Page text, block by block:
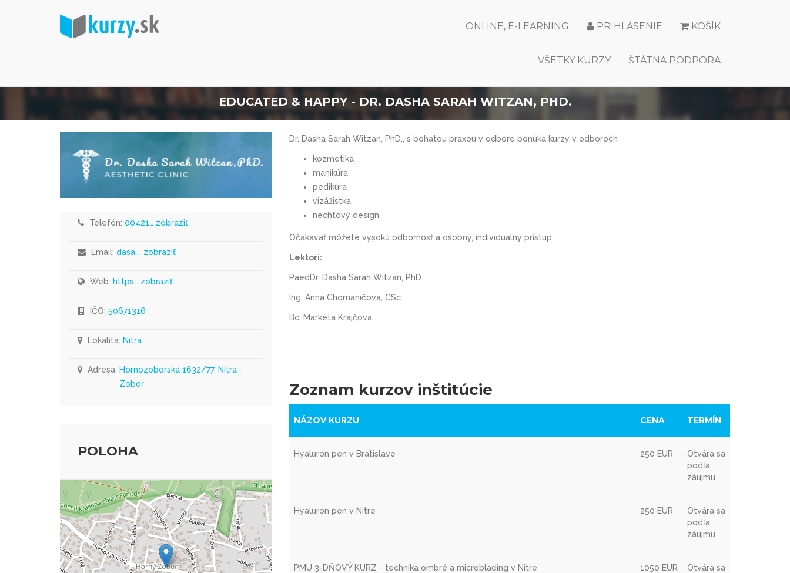
KOŠÍK
PRIHLÁSENIE
ONLINE, E-LEARNING
ŠTÁTNA PODPORA
VŠETKY KURZY
EDUCATED & HAPPY - DR. DASHA SARAH WITZAN, PHD.
Dr. Dasha Sarah Witzan, PhD., s bohatou praxou v odbore ponúka kurzy v odboroch
kozmetika
manikúra
pedikúra
vizážistka
nechtový design
Očakávať môžete vysokú odbornosť a osobný, individuálny prístup.
Lektori:
PaedDr. Dasha Sarah Witzan, PhD.
Ing. Anna Chomaničová, CSc.
Bc. Markéta Krajčová
Zoznam kurzov inštitúcie
NÁZOV KURZU CENA TERMÍN
Hyaluron pen v Bratislave 250 EUR
Otvára sa
podľa
záujmu
Hyaluron pen v Nitre 250 EUR
Otvára sa
podľa
záujmu
PMU 3-DŇOVÝ KURZ - technika ombré a microblading v Nitre 1050 EUR
Otvára sa
Telefón: 00421… zobraziť
Email: dasa.… zobraziť
Web: https… zobraziť
IČO: 50671316
Lokalita: Nitra
Adresa: Hornozoborská 1632/77, Nitra -
Zobor
POLOHA